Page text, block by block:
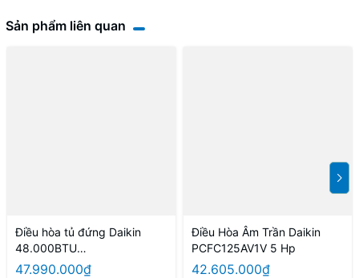
Sản phẩm liên quan
Điều hòa tủ đứng Daikin
48.000BTU
FVC140AV1V/RC140AGY1V 3
47.990.000₫
Điều Hòa Âm Trần Daikin
PCFC125AV1V 5 Hp
42.605.000₫